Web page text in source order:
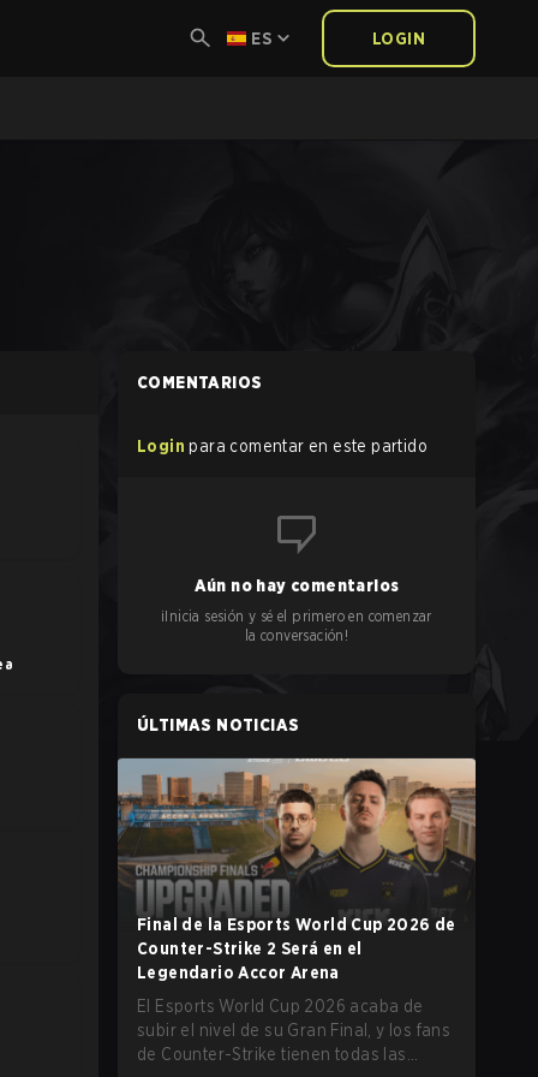
ES LOGIN
COMENTARIOS
Login para comentar en este partido
Aún no hay comentarios
¡Inicia sesión y sé el primero en comenzar
la conversación!
ÚLTIMAS NOTICIAS
Final de la Esports World Cup 2026 de
Counter-Strike 2 Será en el
Legendario Accor Arena
El Esports World Cup 2026 acaba de
subir el nivel de su Gran Final, y los fans
de Counter-Strike tienen todas las